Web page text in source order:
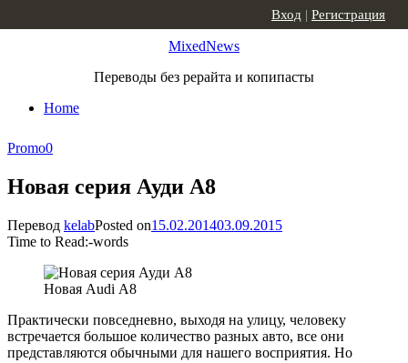
MixedNews
Переводы без рерайта и копипасты
Home
Вход | Регистрация
Promo0
Новая серия Ауди А8
Перевод kelabPosted on15.02.201403.09.2015
Time to Read:-words
Новая Audi А8
Практически повседневно, выходя на улицу, человеку
встречается большое количество разных авто, все они
представляются обычными для нашего восприятия. Но